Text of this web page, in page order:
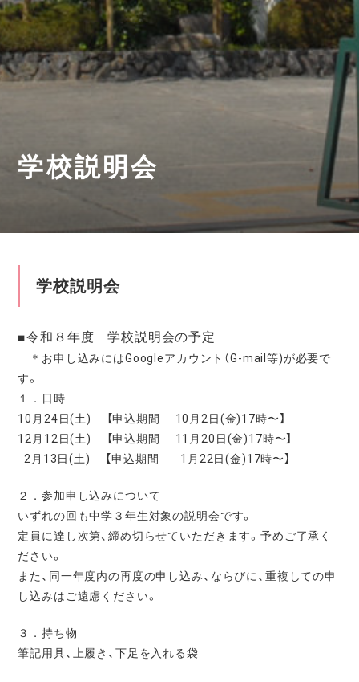
学校説明会
学校説明会
■令和８年度 学校説明会の予定
＊お申し込みにはGoogleアカウント（G-mail等)が必要で
す。
１．日時
10月24日(土) 【申込期間 10月2日(金)17時〜】
12月12日(土) 【申込期間 11月20日(金)17時〜】
2月13日(土) 【申込期間 1月22日(金)17時〜】
２．参加申し込みについて
いずれの回も中学３年生対象の説明会です。
定員に達し次第、締め切らせていただきます。予めご了承く
ださい。
また、同一年度内の再度の申し込み、ならびに、重複しての申
し込みはご遠慮ください。
３．持ち物
筆記用具、上履き、下足を入れる袋